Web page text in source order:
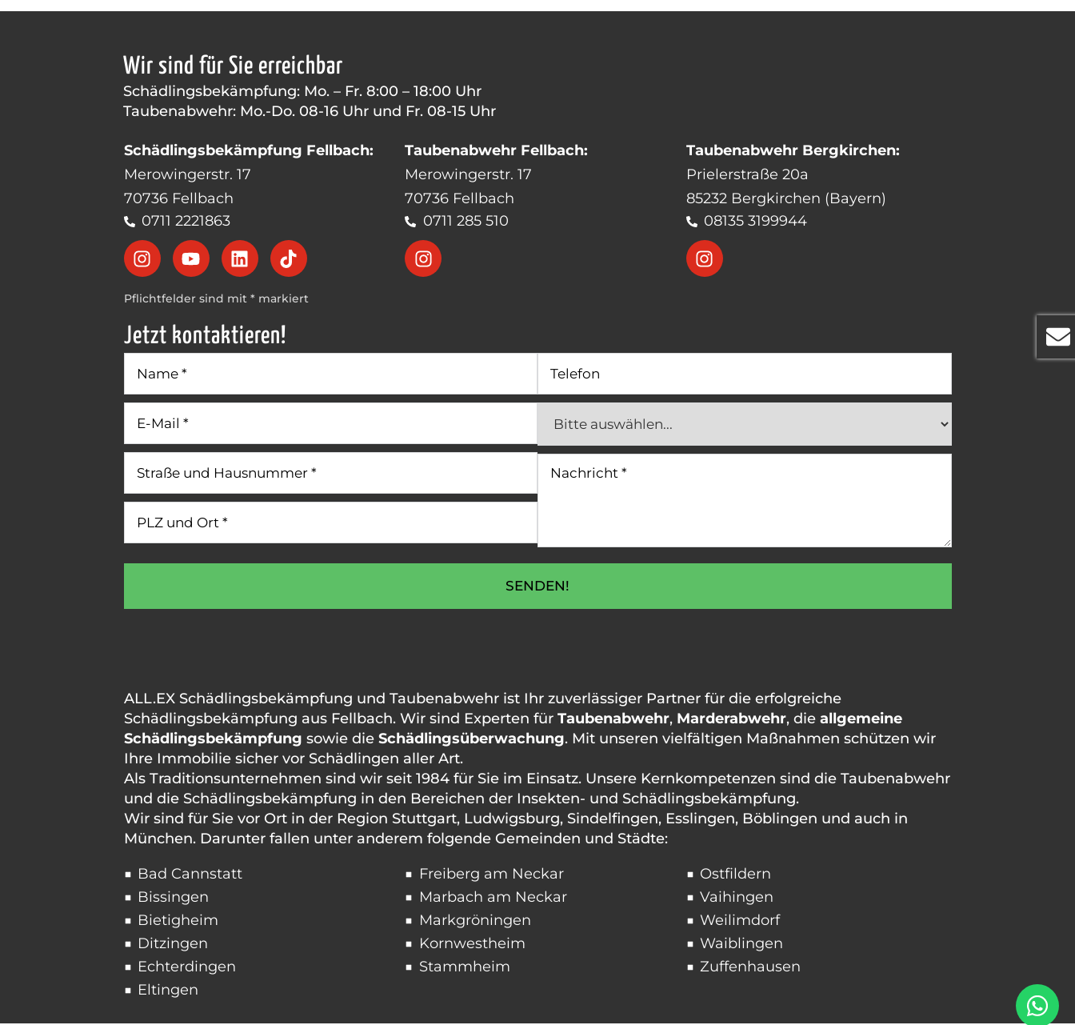
Wir sind für Sie erreichbar
Schädlingsbekämpfung: Mo. – Fr. 8:00 – 18:00 Uhr
Taubenabwehr: Mo.-Do. 08-16 Uhr und Fr. 08-15 Uhr
Schädlingsbekämpfung Fellbach:
Merowingerstr. 17
70736 Fellbach
0711 2221863
Taubenabwehr Fellbach:
Merowingerstr. 17
70736 Fellbach
0711 285 510
Taubenabwehr Bergkirchen:
Prielerstraße 20a
85232 Bergkirchen (Bayern)
08135 3199944
Pflichtfelder sind mit * markiert
Jetzt kontaktieren!
SENDEN!
ALL.EX Schädlingsbekämpfung und Taubenabwehr ist Ihr zuverlässiger Partner für die erfolgreiche
Schädlingsbekämpfung aus Fellbach. Wir sind Experten für Taubenabwehr, Marderabwehr, die allgemeine
Schädlingsbekämpfung sowie die Schädlingsüberwachung. Mit unseren vielfältigen Maßnahmen schützen wir
Ihre Immobilie sicher vor Schädlingen aller Art.
Als Traditionsunternehmen sind wir seit 1984 für Sie im Einsatz. Unsere Kernkompetenzen sind die Taubenabwehr
und die Schädlingsbekämpfung in den Bereichen der Insekten- und Schädlingsbekämpfung.
Wir sind für Sie vor Ort in der Region Stuttgart, Ludwigsburg, Sindelfingen, Esslingen, Böblingen und auch in
München. Darunter fallen unter anderem folgende Gemeinden und Städte:
Bad Cannstatt
Bissingen
Bietigheim
Ditzingen
Echterdingen
Eltingen
Freiberg am Neckar
Marbach am Neckar
Markgröningen
Kornwestheim
Stammheim
Ostfildern
Vaihingen
Weilimdorf
Waiblingen
Zuffenhausen